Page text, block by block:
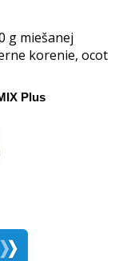
g miešanej
korenie, ocot